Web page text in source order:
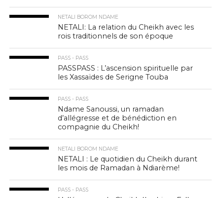
NETALI BOROM NDAME
NETALI: La relation du Cheikh avec les
rois traditionnels de son époque
PASS - PASS
PASSPASS : L’ascension spirituelle par
les Xassaïdes de Serigne Touba
PASS - PASS
Ndame Sanoussi, un ramadan
d’allégresse et de bénédiction en
compagnie du Cheikh!
NETALI BOROM NDAME
NETALI : Le quotidien du Cheikh durant
les mois de Ramadan à Ndiarème!
PASS - PASS